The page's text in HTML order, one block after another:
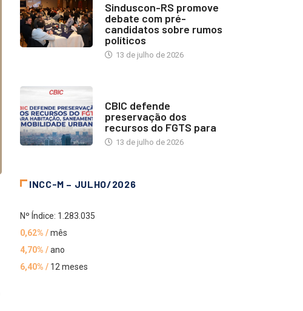
Sinduscon-RS promove
debate com pré-
candidatos sobre rumos
políticos
13 de julho de 2026
CBIC defende
preservação dos
recursos do FGTS para
13 de julho de 2026
INCC-M – JULHO/2026
Nº Índice: 1.283.035
0,62% /mês
4,70% /ano
6,40% / 12 meses